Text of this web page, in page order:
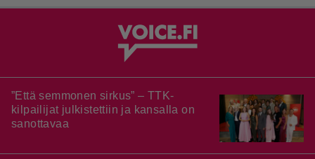
”Että semmonen sirkus” – TTK-
kilpailijat julkistettiin ja kansalla on
sanottavaa